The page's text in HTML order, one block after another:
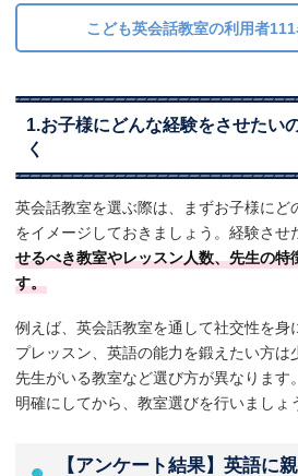
こども英会話教室の利用者
1.お子様にどんな経験をさせたい
く
英会話教室を選ぶ際は、まずお子様にど
をイメージしておきましょう。経験させ
せるべき教室やレッスン人数、先生の特
す。
例えば、英会話教室を通して社交性を身
プレッスン、英語の能力を鍛えたい方は
先生がいる教室など選び方が異なります
明確にしてから、教室選びを行いましょ
【アンケート結果】英語に